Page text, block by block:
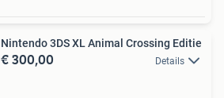
Nintendo 3DS XL Animal Crossing Editie
€ 300,00 Details